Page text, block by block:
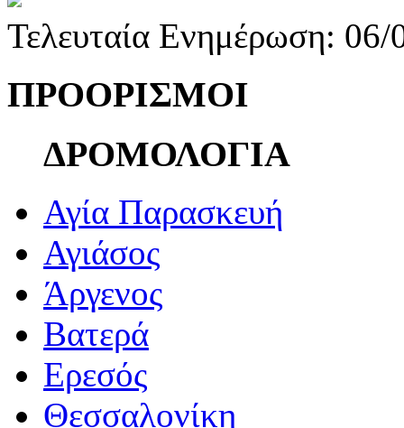
Τελευταία Ενημέρωση:
ΠΡΟΟΡΙΣΜΟΙ
ΔΡΟΜΟΛΟΓΙΑ
Αγία Παρασκευή
Αγιάσος
Άργενος
Βατερά
Ερεσός
Θεσσαλονίκη